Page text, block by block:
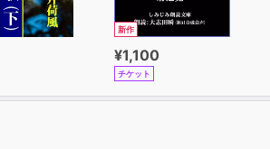
新作
¥1,100
チケット